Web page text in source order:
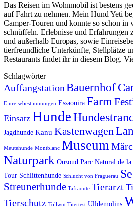
Das Reisen im Wohnmobil ist bestens
auf Fahrt zu nehmen. Mein Hund Yeti
Camper-Touren und konnte so schon in
schnüffeln. Erlebnisse und Erfahrungen
und außerhalb Europas, sowie
tierfreundliche Unterkünfte, Stellplätze
Restaurants findet ihr in diesem Blog.
Schlagwörter
Auffangstation Bauernhof
Einreisebestimmungen Essaouira Farm
Einsatz Hunde
Jagdhunde Kanu Kastenwagen
Meutehunde Montblanc Museum
Naturpark Ouzoud Parc Natural de la
Tour Schlittenhunde Schlucht von Fraguerau
Streunerhunde Tafraoute Tierarzt
Tierschutz Tollwut-Titertest Ulldemolins